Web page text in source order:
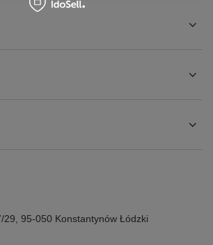
29 95-050 Konstantynów Łódzki